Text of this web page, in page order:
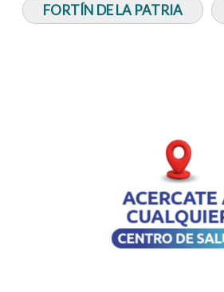
FORTÍN DE LA PATRIA